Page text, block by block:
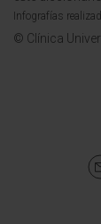
Infografías
© Clínica